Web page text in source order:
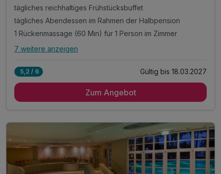
tägliches reichhaltiges Frühstücksbuffet
tägliches Abendessen im Rahmen der Halbpension
1 Rückenmassage (60 Min) für 1 Person im Zimmer
Alle Inklusivleistungen
tägliches reichhaltiges Frühstücksbuffet
freie Nutzung des Wellness- & Fitnessbereichs
Leihbademantel bei Anreise auf dem Zimmer
Aktivitätenprogramm vor Ort inklusive
WLAN im gesamten Hotel
7 weitere anzeigen
5,2 / 6 Gültig bis 18.03.2027
Zum Angebot